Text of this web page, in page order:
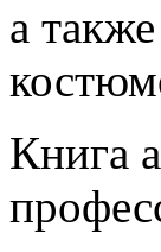
а
Книга